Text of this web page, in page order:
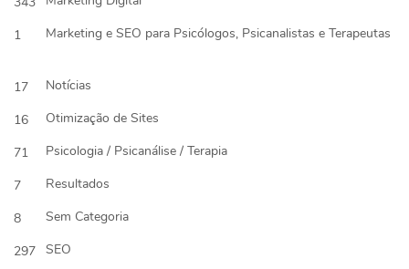
1
Marketing e SEO para Psicólogos, Psicanalistas e Terapeutas
17
Notícias
16
Otimização de Sites
71
Psicologia / Psicanálise / Terapia
7
Resultados
8
Sem Categoria
297 SEO